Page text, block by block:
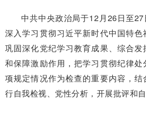
中共中央政治局于12月26日至27
深入学习贯彻习近平新时代中国特
巩固深化党纪学习教育成果、综合
和保障激励作用，把学习贯彻纪律
项规定情况作为检查的重要内容，
行自我检视、党性分析，开展批评和自